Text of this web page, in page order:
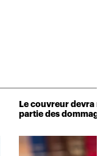
Le couvreur devra
partie des dommages